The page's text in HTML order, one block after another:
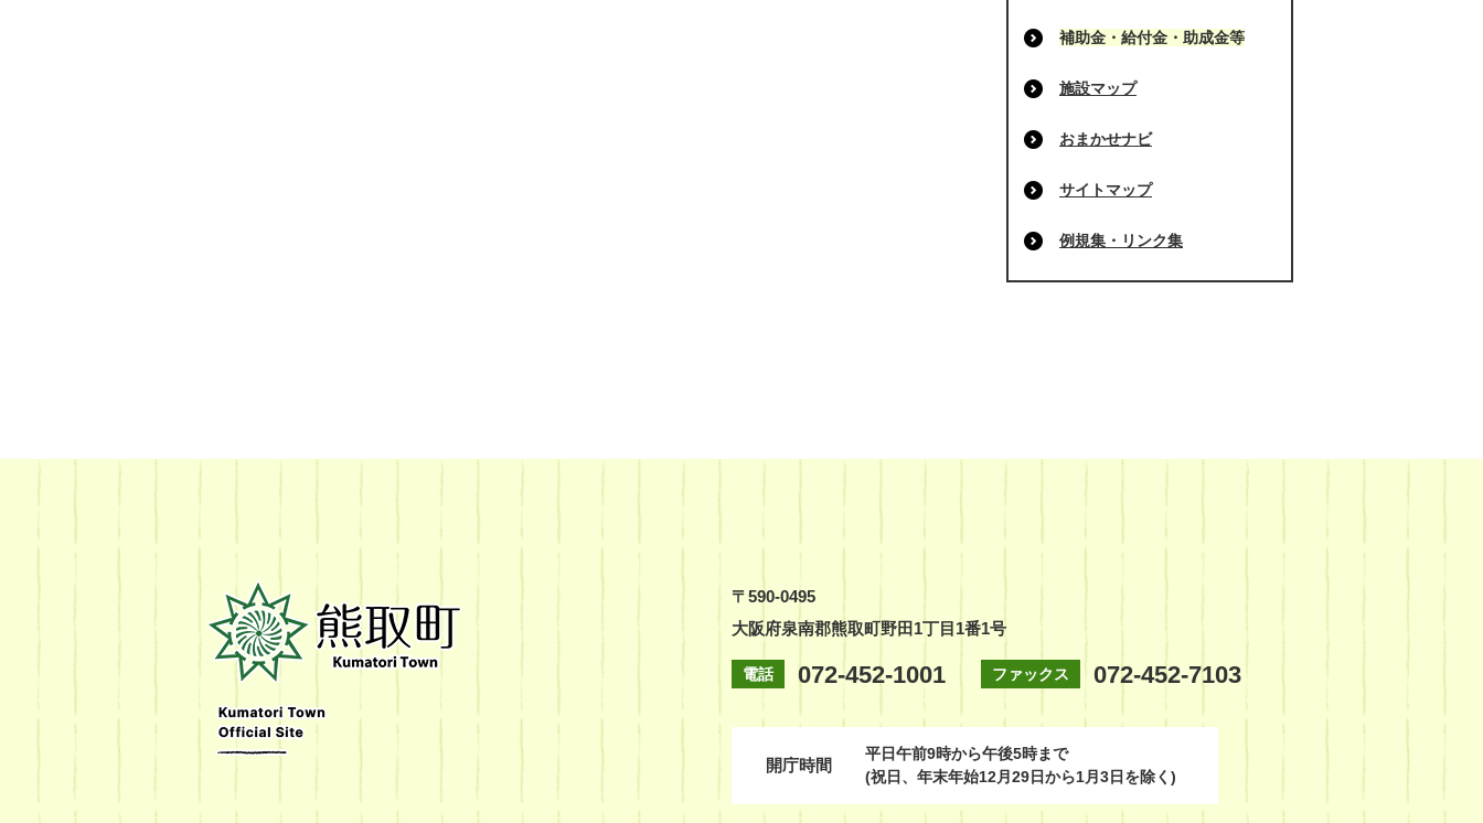
補助金・給付金・助成金等
施設マップ
おまかせナビ
サイトマップ
例規集・リンク集
町
Kumatori
Town
Official
Site
〒590-0495
大阪府泉南郡熊取町野田1丁目1番1号
電話 072-452-1001 ファックス 072-452-7103
開庁時間
平日午前9時から午後5時まで
(祝日、年末年始12月29日から1月3日を除く)